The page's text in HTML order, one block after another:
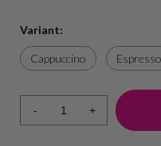
Variant:
Cappuccino Espresso
- +